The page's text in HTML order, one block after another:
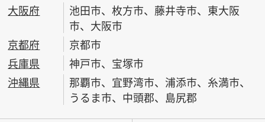
大阪府
池田市、枚方市、藤井寺市、東大阪
市、大阪市
京都府
京都市
兵庫県
神戸市、宝塚市
沖縄県
那覇市、宜野湾市、浦添市、糸満市、
うるま市、中頭郡、島尻郡